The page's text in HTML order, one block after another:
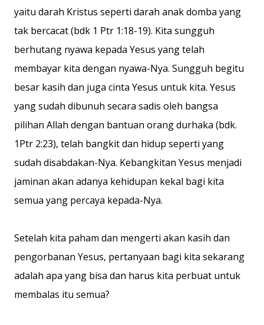
yaitu darah Kristus seperti darah anak domba yang
tak bercacat (bdk 1 Ptr 1:18-19). Kita sungguh
berhutang nyawa kepada Yesus yang telah
membayar kita dengan nyawa-Nya. Sungguh begitu
besar kasih dan juga cinta Yesus untuk kita. Yesus
yang sudah dibunuh secara sadis oleh bangsa
pilihan Allah dengan bantuan orang durhaka (bdk.
1Ptr 2:23), telah bangkit dan hidup seperti yang
sudah disabdakan-Nya. Kebangkitan Yesus menjadi
jaminan akan adanya kehidupan kekal bagi kita
semua yang percaya kepada-Nya.
Setelah kita paham dan mengerti akan kasih dan
pengorbanan Yesus, pertanyaan bagi kita sekarang
adalah apa yang bisa dan harus kita perbuat untuk
membalas itu semua?